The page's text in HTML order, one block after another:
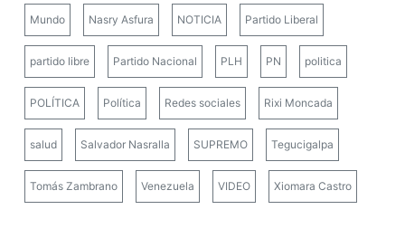
Mundo Nasry Asfura NOTICIA Partido Liberal
partido libre Partido Nacional PLH PN politica
POLÍTICA Política Redes sociales Rixi Moncada
salud Salvador Nasralla SUPREMO Tegucigalpa
Tomás Zambrano Venezuela VIDEO Xiomara Castro